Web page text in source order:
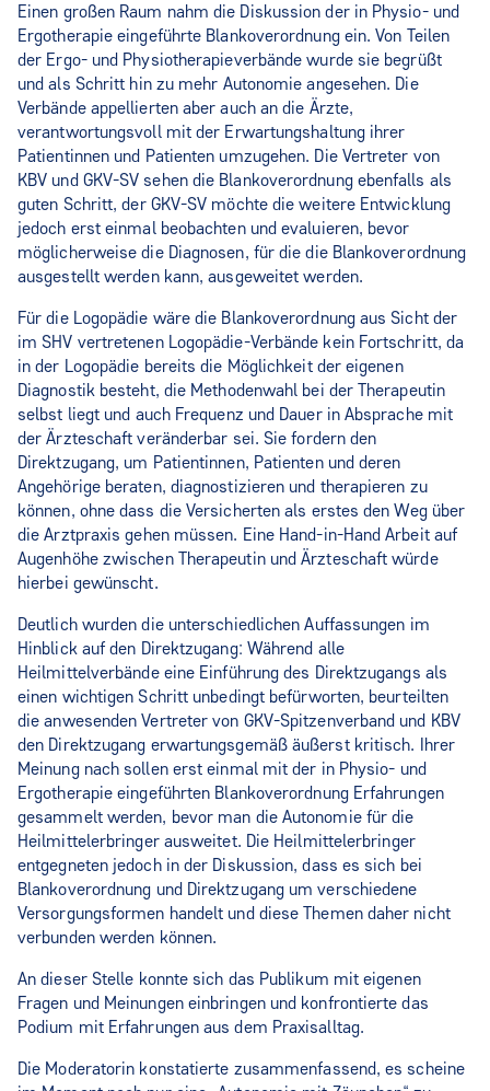
Einen großen Raum nahm die Diskussion der in Physio- und
Ergotherapie eingeführte Blankoverordnung ein. Von Teilen
der Ergo- und Physiotherapieverbände wurde sie begrüßt
und als Schritt hin zu mehr Autonomie angesehen. Die
Verbände appellierten aber auch an die Ärzte,
verantwortungsvoll mit der Erwartungshaltung ihrer
Patientinnen und Patienten umzugehen. Die Vertreter von
KBV und GKV-SV sehen die Blankoverordnung ebenfalls als
guten Schritt, der GKV-SV möchte die weitere Entwicklung
jedoch erst einmal beobachten und evaluieren, bevor
möglicherweise die Diagnosen, für die die Blankoverordnung
ausgestellt werden kann, ausgeweitet werden.
Für die Logopädie wäre die Blankoverordnung aus Sicht der
im SHV vertretenen Logopädie-Verbände kein Fortschritt, da
in der Logopädie bereits die Möglichkeit der eigenen
Diagnostik besteht, die Methodenwahl bei der Therapeutin
selbst liegt und auch Frequenz und Dauer in Absprache mit
der Ärzteschaft veränderbar sei. Sie fordern den
Direktzugang, um Patientinnen, Patienten und deren
Angehörige beraten, diagnostizieren und therapieren zu
können, ohne dass die Versicherten als erstes den Weg über
die Arztpraxis gehen müssen. Eine Hand-in-Hand Arbeit auf
Augenhöhe zwischen Therapeutin und Ärzteschaft würde
hierbei gewünscht.
Deutlich wurden die unterschiedlichen Auffassungen im
Hinblick auf den Direktzugang: Während alle
Heilmittelverbände eine Einführung des Direktzugangs als
einen wichtigen Schritt unbedingt befürworten, beurteilten
die anwesenden Vertreter von GKV-Spitzenverband und KBV
den Direktzugang erwartungsgemäß äußerst kritisch. Ihrer
Meinung nach sollen erst einmal mit der in Physio- und
Ergotherapie eingeführten Blankoverordnung Erfahrungen
gesammelt werden, bevor man die Autonomie für die
Heilmittelerbringer ausweitet. Die Heilmittelerbringer
entgegneten jedoch in der Diskussion, dass es sich bei
Blankoverordnung und Direktzugang um verschiedene
Versorgungsformen handelt und diese Themen daher nicht
verbunden werden können.
An dieser Stelle konnte sich das Publikum mit eigenen
Fragen und Meinungen einbringen und konfrontierte das
Podium mit Erfahrungen aus dem Praxisalltag.
Die Moderatorin konstatierte zusammenfassend, es scheine